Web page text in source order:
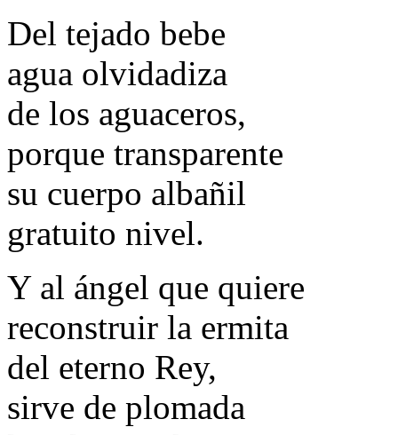
Del tejado bebe
agua olvidadiza
de los aguaceros,
porque transparente
su cuerpo albañil
gratuito nivel.
Y al ángel que quiere
reconstruir la ermita
del eterno Rey,
sirve de plomada